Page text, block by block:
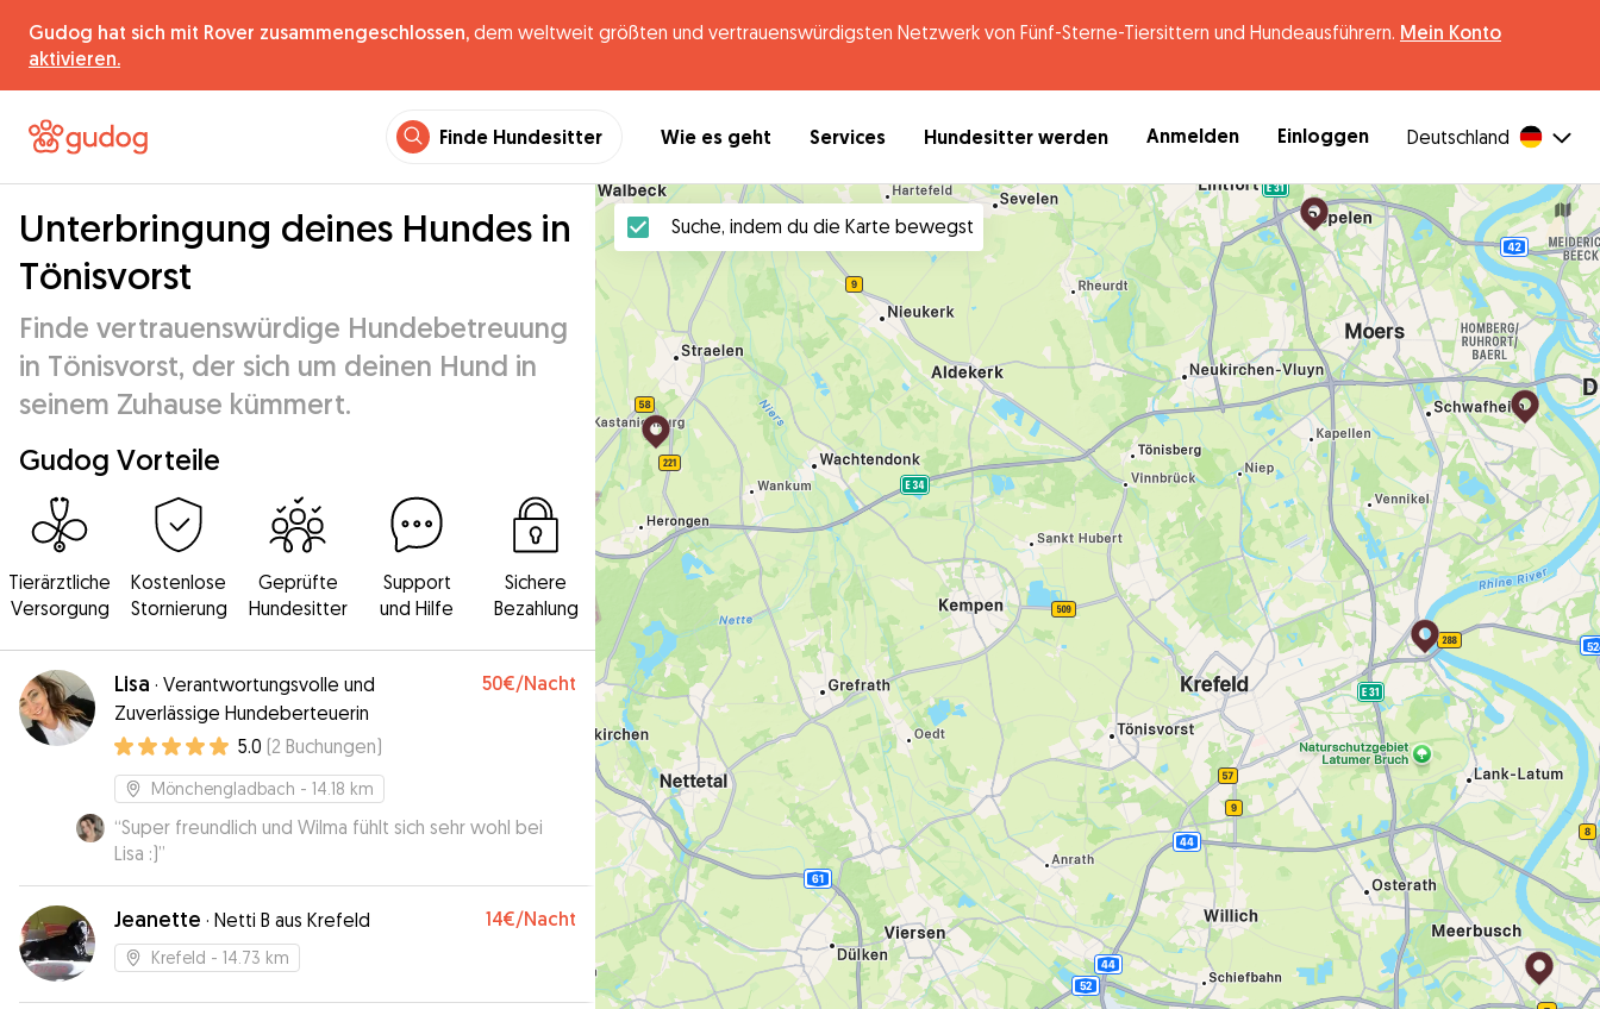
Gudog hat sich mit Rover zusammengeschlossen, dem weltweit größten und vertrauenswürdigsten Netzwerk von Fünf-Sterne-Tiersittern und Hundeausführern. Mein Konto
aktivieren.
Finde Hundesitter Wie es geht Services Hundesitter werden Anmelden Einloggen Deutschland
Unterbringung deines Hundes in
Tönisvorst
Finde vertrauenswürdige Hundebetreuung
in Tönisvorst, der sich um deinen Hund in
seinem Zuhause kümmert.
Gudog Vorteile
Tierärztliche
Versorgung
Kostenlose
Stornierung
Geprüfte
Hundesitter
Support
und Hilfe
Sichere
Bezahlung
Lisa · Verantwortungsvolle und
Zuverlässige Hundeberteuerin
50€/Nacht
5.0 (2 Buchungen)
Mönchengladbach - 14.18 km
“Super freundlich und Wilma fühlt sich sehr wohl bei
Lisa :)”
Jeanette · Netti B aus Krefeld 14€/Nacht
Krefeld - 14.73 km
Suche, indem du die Karte bewegst